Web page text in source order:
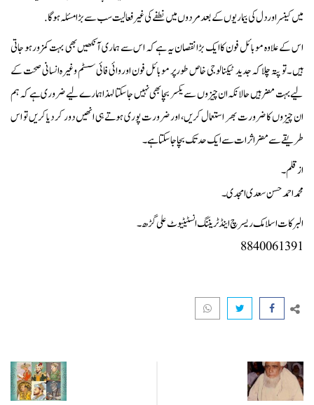
میں کینسر اور دل کی بیماریوں کے بعد مردوں میں نطفے کی غیر فعالیت سب سے بڑا مسئلہ ہوگا.
اس کے علاوہ موبائل فون کا ایک بڑا نقصان یہ ہے کہ اس سے ہماری آنکھیں بھی بہت کمزور ہو جاتی
ہیں ۔ تو پتہ چلا کہ جدید ٹیکنالوجی خاص طور پر موبائل فون اور وائی فائی سسٹم وغیرہ انسانی صحت کے
لیے بہت مضر ہیں حالانکہ ان چیزوں سے یکسر بچا بھی نہیں جا سکتا لہذا ہمارے لیے ضروری ہے کہ ہم
ان چیزوں کا ضرورت بھر استعمال کریں، اور ضرورت پوری ہوتے ہی انھیں دور کر دیا کریں تو اس
طریقے سے مضر اثرات سے ایک حد تک بچا جا سکتا ہے۔
از قلم۔
محمد احمد حسن سعدی امجدی۔
البرکات اسلامک ریسرچ اینڈ ٹریننگ انسٹیٹیوٹ علی گڑھ۔
8840061391